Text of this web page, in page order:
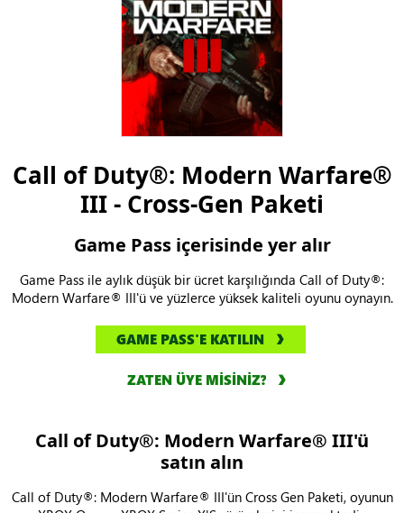
Call of Duty®: Modern Warfare®
III - Cross-Gen Paketi
Game Pass içerisinde yer alır
Game Pass ile aylık düşük bir ücret karşılığında Call of Duty®:
Modern Warfare® III'ü ve yüzlerce yüksek kaliteli oyunu oynayın.
GAME PASS'E KATILIN
ZATEN ÜYE MİSİNİZ?
Call of Duty®: Modern Warfare® III'ü
satın alın
Call of Duty®: Modern Warfare® III'ün Cross Gen Paketi, oyunun